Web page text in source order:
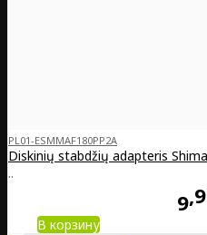
PL01-ESMMAF180PP2A
Diskinių stabdžių adapteris
..
9
В корзину